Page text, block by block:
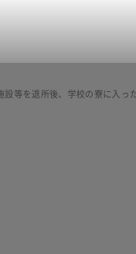
設等を退所後、学校の寮に入っ